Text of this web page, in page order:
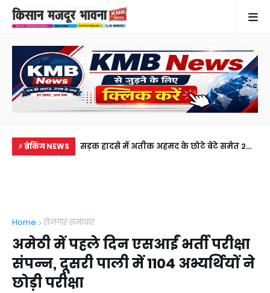
⚡ ब्रेकिंग NEWS
में से नहीं पहुंची एक
सड़क हादसे में अतीक अहमद के छोटे बेटे समेत 2
Home रोजगार समाचार
अमेठी में पहले दिन एसआईं भर्ती परीक्षा
संपन्न, दूसरी पाली में 1104 अभ्यर्थियों ने
छोड़ी परीक्षा